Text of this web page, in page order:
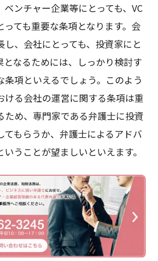
ンチャー企業等にとっても、VC
っても重要な条項となります。会
し、会社にとっても、投資家にと
となるためには、しっかり検討す
条項といえるでしょう。このよう
ける会社の運営に関する条項は重
ため、専門家である弁護士に投資
てもらうか、弁護士によるアドバ
うことが望ましいといえます。